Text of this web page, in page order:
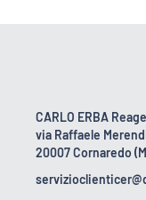
CARLO ERBA
via Raffaele
20007 Cornaredo